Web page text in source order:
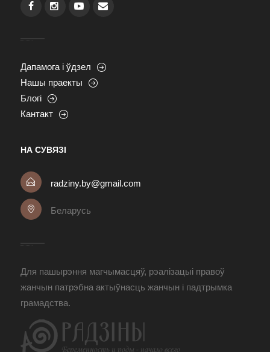
Дапамога і ўдзел
Нашы праекты
Блогі
Кантакт
НА СУВЯЗІ
radziny.by@gmail.com
Беларусь
Для пашырэння магчымасцяў, рэалізацыі правоў
жанчын патрэбна актыўнасць жанчын і падтрымка
грамадства.